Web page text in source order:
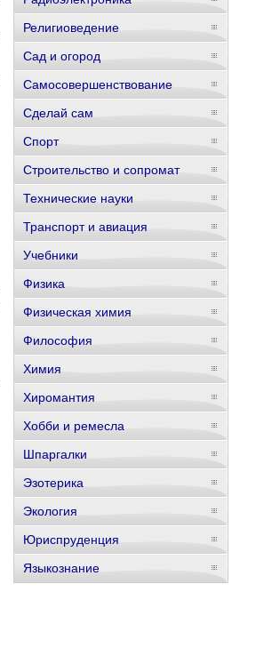
Религиоведение
Сад и огород
Самосовершенствование
Сделай сам
Спорт
Строительство и сопромат
Технические науки
Транспорт и авиация
Учебники
Физика
Физическая химия
Философия
Химия
Хиромантия
Хобби и ремесла
Шпаргалки
Эзотерика
Экология
Юриспруденция
Языкознание